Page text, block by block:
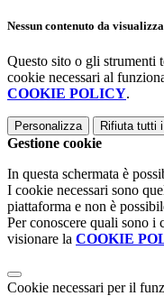
Nessun contenuto da
Questo sito o gli strumenti
cookie necessari al
COOKIE POLICY.
Personalizza Rifiuta tutti
Gestione cookie
In questa schermata è
I cookie necessari sono
piattaforma e non è
Per conoscere quali sono i
visionare la COOKIE
Cookie necessari per il